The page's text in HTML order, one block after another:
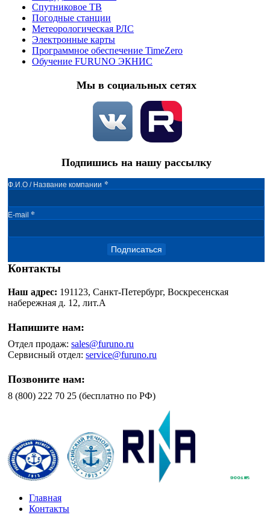
Спутниковое ТВ
Погодные станции
Метеорологическая РЛС
Электронные карты
Программное обеспечение TimeZero
Обучение FURUNO ЭКНИС
Мы в социальных сетях
Подпишись на нашу рассылку
Ф.И.О / Название компании *
E-mail *
Подписаться
Контакты
Наш адрес: 191123, Санкт-Петербург, Воскресенская
набережная д. 12, лит.А
Напишите нам:
Отдел продаж:sales@furuno.ru
Сервисный отдел:service@furuno.ru
Позвоните нам:
8 (800) 222 70 25 (бесплатно по РФ)
Главная
Контакты